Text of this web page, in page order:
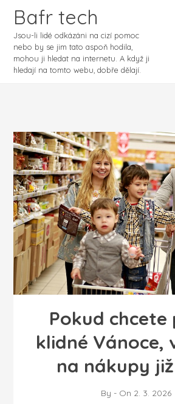
Bafr tech
Jsou-li lidé odkázáni na cizí pomoc
nebo by se jim tato aspoň hodila,
mohou ji hledat na internetu. A když ji
hledají na tomto webu, dobře dělají.
Pokud chcete
klidné Vánoce,
na nákupy
By - On 2. 3. 2026